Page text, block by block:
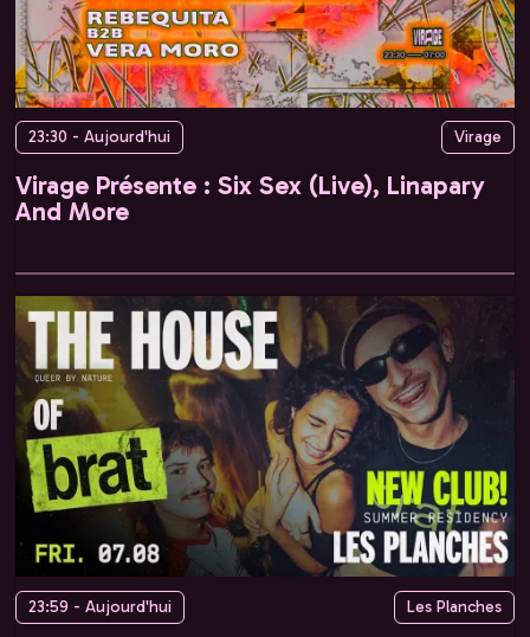
23:30 - Aujourd'hui Virage
Virage Présente : Six Sex (Live), Linapary
And More
23:59 - Aujourd'hui Les Planches